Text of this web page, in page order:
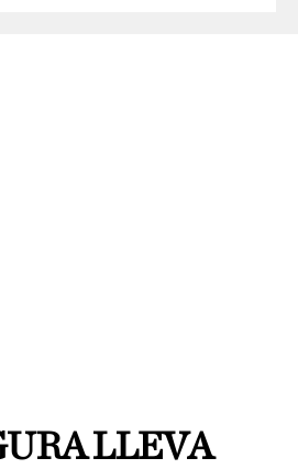
LLEVA